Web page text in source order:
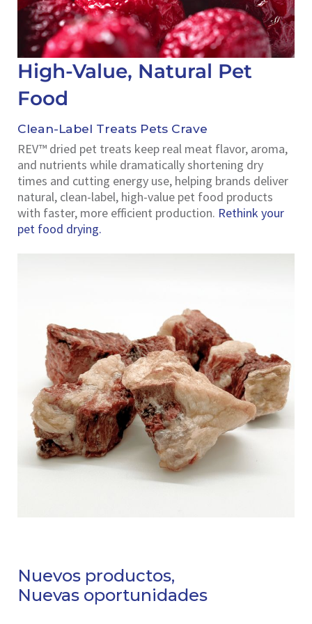
High-Value, Natural Pet
Food
Clean-Label Treats Pets Crave
REV™ dried pet treats keep real meat flavor, aroma,
and nutrients while dramatically shortening dry
times and cutting energy use, helping brands deliver
natural, clean-label, high-value pet food products
with faster, more efficient production. Rethink your
pet food drying.
Nuevos productos,
Nuevas oportunidades